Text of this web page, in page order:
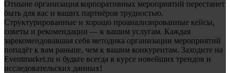
Отныне организация корпоративных мероприятий перестанет
быть для вас и ваших партнёров трудностью.
Структурированные и хорошо проанализированные кейсы,
советы и рекомендации — к вашим услугам. Каждая
зарекомендовавшая себя методика организации мероприятий
попадёт к вам раньше, чем к вашим конкурентам. Заходите на
Eventmarket.ru и будьте всегда в курсе новейших трендов и
исследовательских данных!